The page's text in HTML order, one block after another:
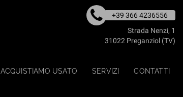
+39 366 4236556
Strada Nenzi, 1
31022 Preganziol (TV)
ACQUISTIAMO USATO SERVIZI CONTATTI